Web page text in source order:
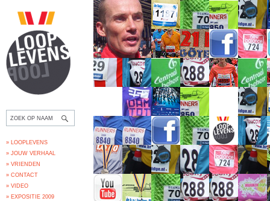
» LOOPLEVENS
» JOUW VERHAAL
» VRIENDEN
» CONTACT
» VIDEO
» EXPOSITIE 2009